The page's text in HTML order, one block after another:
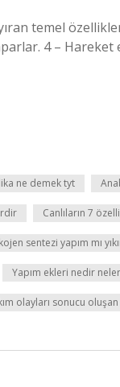
temel
4 – Hareket
ne demek tyt
Canlıların 7
sentezi yapım mı
Yapım ekleri nedir
olayları sonucu